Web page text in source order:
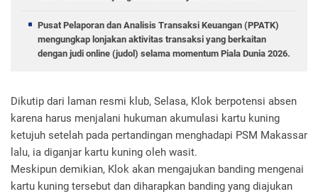
Pusat Pelaporan dan Analisis Transaksi Keuangan (PPATK)
mengungkap lonjakan aktivitas transaksi yang berkaitan
dengan judi online (judol) selama momentum Piala Dunia 2026.
Dikutip dari laman resmi klub, Selasa, Klok berpotensi absen
karena harus menjalani hukuman akumulasi kartu kuning
ketujuh setelah pada pertandingan menghadapi PSM Makassar
lalu, ia diganjar kartu kuning oleh wasit.
Meskipun demikian, Klok akan mengajukan banding mengenai
kartu kuning tersebut dan diharapkan banding yang diajukan